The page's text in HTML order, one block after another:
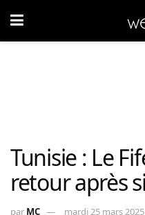
Tunisie : Le
retour après
par MC mardi 25 mars